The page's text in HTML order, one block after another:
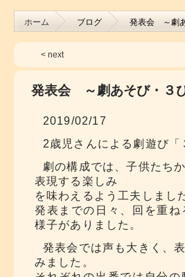
ホーム ブログ 発表会 ～劇
< next
発表会 ～劇あそび・３
2019/02/17
2歳児さんによる劇遊び
劇の構成では、子供たち
表現する楽しみ
を味わえるよう工夫しまし
発表までの日々、回を重
様子がありました。
発表会では声も大きく、
みました。